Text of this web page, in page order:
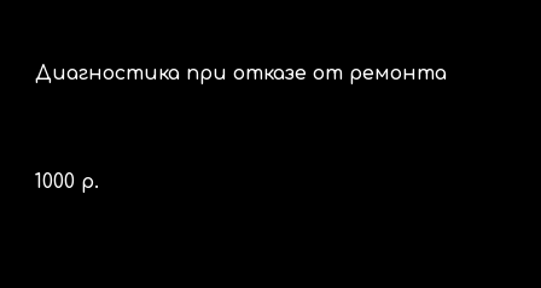
Диагностика при отказе от ремонта
1000 р.